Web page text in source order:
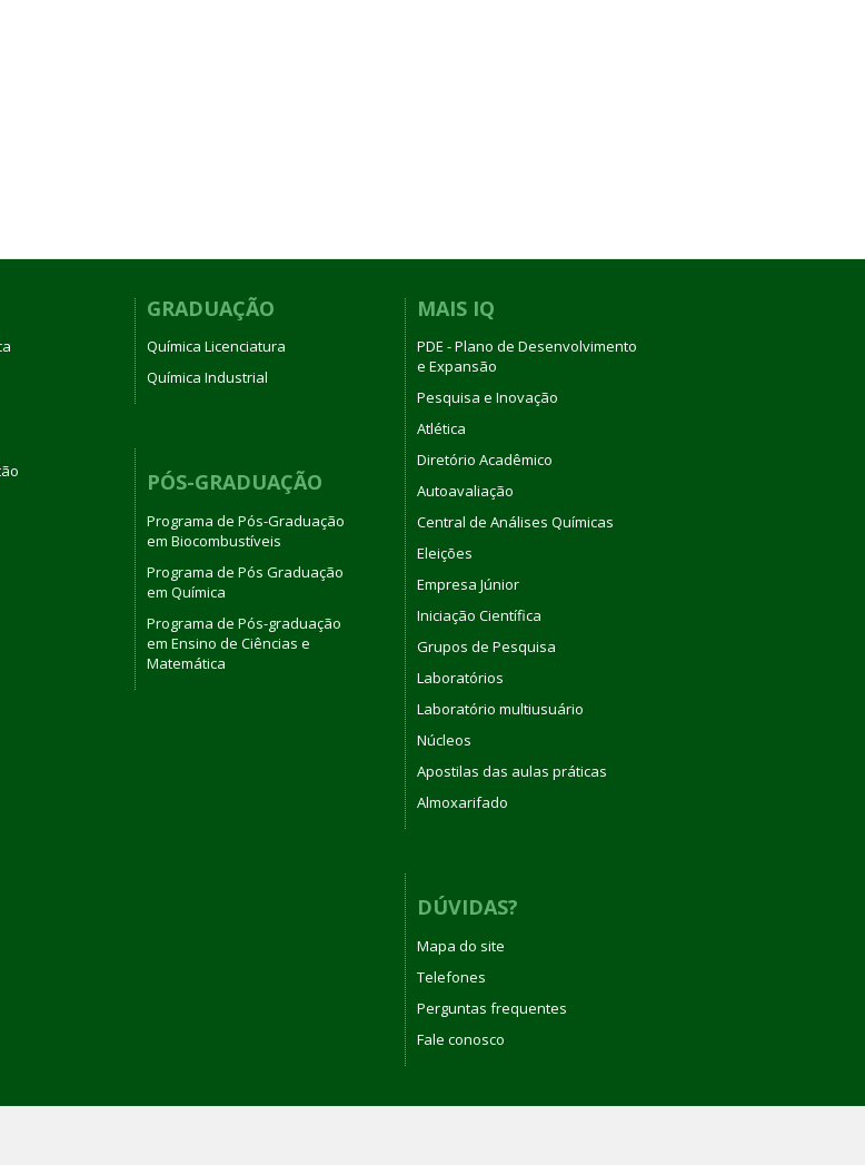
GRADUAÇÃO
Química Licenciatura
Química Industrial
PÓS-GRADUAÇÃO
Programa de Pós-Graduação
em Biocombustíveis
Programa de Pós Graduação
em Química
Programa de Pós-graduação
em Ensino de Ciências e
Matemática
MAIS IQ
PDE - Plano de Desenvolvimento
e Expansão
Pesquisa e Inovação
Atlética
Diretório Acadêmico
Autoavaliação
Central de Análises Químicas
Eleições
Empresa Júnior
Iniciação Científica
Grupos de Pesquisa
Laboratórios
Laboratório multiusuário
Núcleos
Apostilas das aulas práticas
Almoxarifado
DÚVIDAS?
Mapa do site
Telefones
Perguntas frequentes
Fale conosco